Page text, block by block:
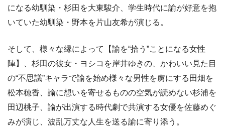
になる幼馴染・杉田を大東駿介、学生時代に諭が好意を抱
いていた幼馴染・野本を片山友希が演じる。
そして、様々な縁によって【諭を“拾う”ことになる女性
陣】、杉田の彼女・ヨシコを岸井ゆきの、かわいい見た目
の“不思議”キャラで諭を始め様々な男性を虜にする田畑を
松本穂香、諭に想いを寄せるものの空気が読めない杉浦を
田辺桃子、諭が出演する時代劇で共演する女優を佐藤めぐ
みが演じ、波乱万丈な人生を送る諭に寄り添う。